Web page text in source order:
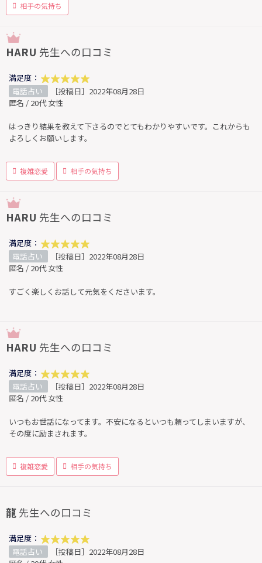
相手の気持ち
HARU 先生への口コミ
満足度：
電話占い
［投稿日］2022年08月28日
匿名 / 20代 女性
はっきり結果を教えて下さるのでとてもわかりやすいです。これからも
よろしくお願いします。
複雑恋愛 相手の気持ち
HARU 先生への口コミ
満足度：
電話占い
［投稿日］2022年08月28日
匿名 / 20代 女性
すごく楽しくお話して元気をくださいます。
HARU 先生への口コミ
満足度：
電話占い
［投稿日］2022年08月28日
匿名 / 20代 女性
いつもお世話になってます。不安になるといつも頼ってしまいますが、
その度に励まされます。
複雑恋愛 相手の気持ち
龍 先生への口コミ
満足度：
電話占い
［投稿日］2022年08月28日